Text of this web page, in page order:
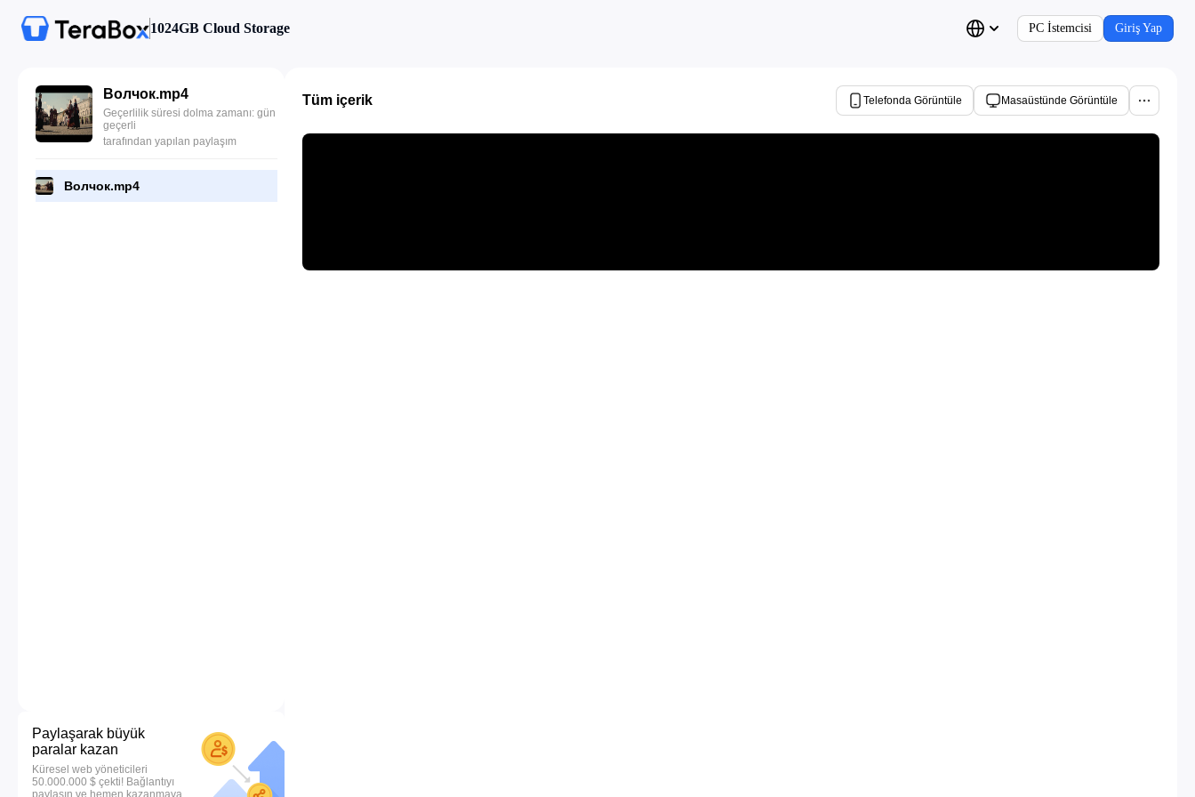
1024GB Cloud Storage PC İstemcisi Giriş Yap
Волчок.mp4
Geçerlilik süresi dolma zamanı: gün
geçerli
tarafından yapılan paylaşım
Волчок.mp4
Paylaşarak büyük
paralar kazan
Küresel web yöneticileri
50.000.000 $ çekti! Bağlantıyı
paylaşın ve hemen kazanmaya
Tüm içerik Telefonda Görüntüle Masaüstünde Görüntüle